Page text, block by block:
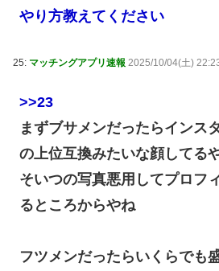
やり方教えてください
25: マッチングアプリ速報 2025/10/04(土)
>>23
まずブサメンだったらインス
の上位互換みたいな顔してる
そいつの写真悪用してプロフ
るところからやね
フツメンだったらいくらでも